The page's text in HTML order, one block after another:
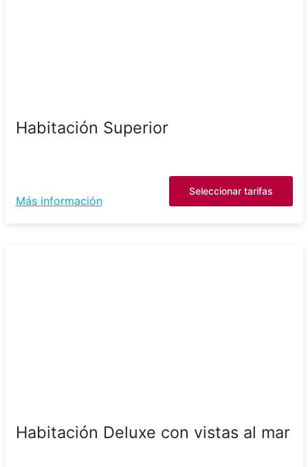
Habitación Superior
Más información
Seleccionar tarifas
Habitación Deluxe con vistas al mar